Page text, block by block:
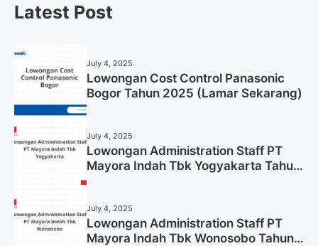
Latest Post
July 4, 2025
Lowongan Cost Control Panasonic
Bogor Tahun 2025 (Lamar Sekarang)
July 4, 2025
Lowongan Administration Staff PT
Mayora Indah Tbk Yogyakarta Tahun
July 4, 2025
Lowongan Administration Staff PT
Mayora Indah Tbk Wonosobo Tahun